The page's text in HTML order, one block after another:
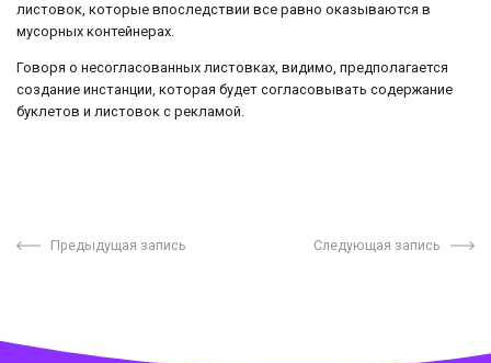
листовок, которые впоследствии все равно оказываются в
мусорных контейнерах.
Говоря о несогласованных листовках, видимо, предполагается
создание инстанции, которая будет согласовывать содержание
буклетов и листовок с рекламой.
Предыдущая запись Следующая запись